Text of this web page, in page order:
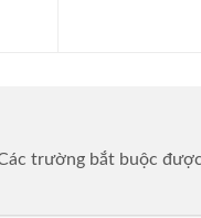
trường bắt buộc